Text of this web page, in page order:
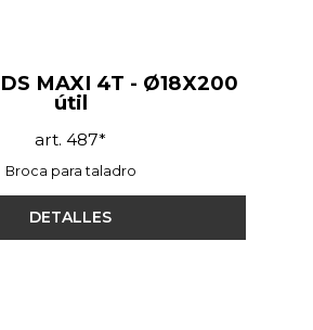
MAXI 4T - Ø18X200
útil
art. 487*
Broca para taladro
DETALLES